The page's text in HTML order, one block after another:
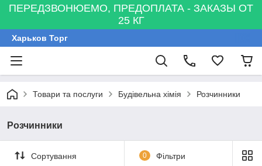
ПЕРЕДЗВОНЮЕМО, ПРЕДОПЛАТА - ЗАКАЗЫ ОТ
25 КГ
Харьков Торг
Товари та послуги Будівельна хімія Розчинники
Розчинники
Сортування 0 Фільтри